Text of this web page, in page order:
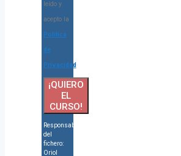
leído y
acepto la
Política
de
Privacidad
¡QUIERO
EL
CURSO!
Responsable
del
fichero:
Oriol